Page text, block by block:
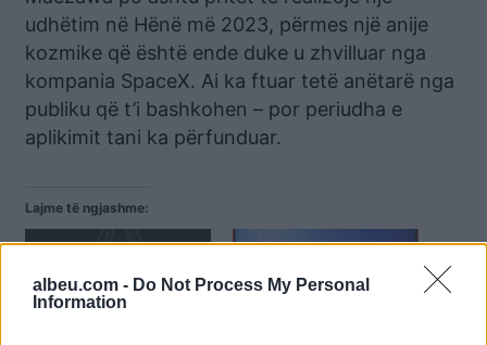
albeu.com - Do Not Process My Personal
Information
udhëtim në Hënë më 2023, përmes një anije
kozmike që është ende duke u zhvilluar nga
kompania SpaceX. Ai ka ftuar tetë anëtarë nga
publiku që t’i bashkohen – por periudha e
aplikimit tani ka përfunduar.
Lajme të ngjashme: